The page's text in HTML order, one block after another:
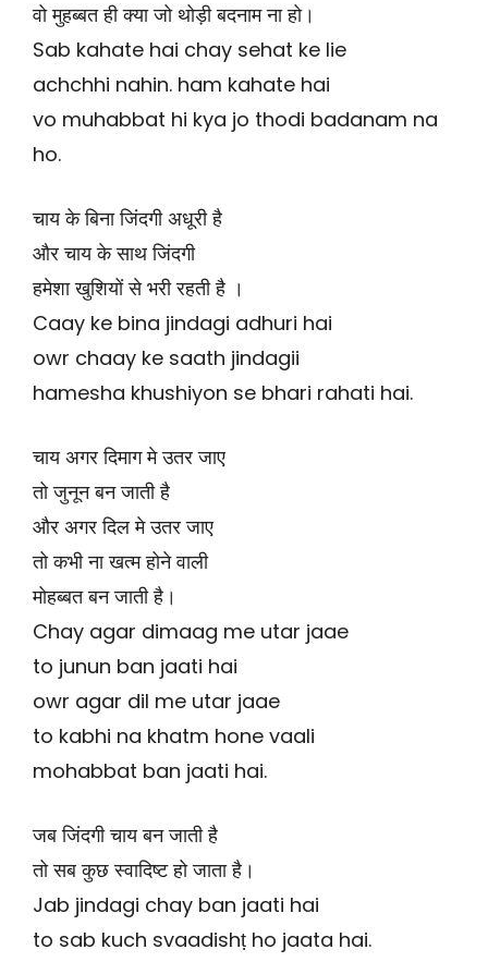
वो मुहब्बत ही क्या जो थोड़ी बदनाम ना हो।
Sab kahate hai chay sehat ke lie
achchhi nahin. ham kahate hai
vo muhabbat hi kya jo thodi badanam na
ho.
चाय के बिना जिंदगी अधूरी है
और चाय के साथ जिंदगी
हमेशा खुशियों से भरी रहती है ।
Caay ke bina jindagi adhuri hai
owr chaay ke saath jindagii
hamesha khushiyon se bhari rahati hai.
चाय अगर दिमाग मे उतर जाए
तो जुनून बन जाती है
और अगर दिल मे उतर जाए
तो कभी ना खत्म होने वाली
मोहब्बत बन जाती है।
Chay agar dimaag me utar jaae
to junun ban jaati hai
owr agar dil me utar jaae
to kabhi na khatm hone vaali
mohabbat ban jaati hai.
जब जिंदगी चाय बन जाती है
तो सब कुछ स्वादिष्ट हो जाता है।
Jab jindagi chay ban jaati hai
to sab kuch svaadishṭ ho jaata hai.